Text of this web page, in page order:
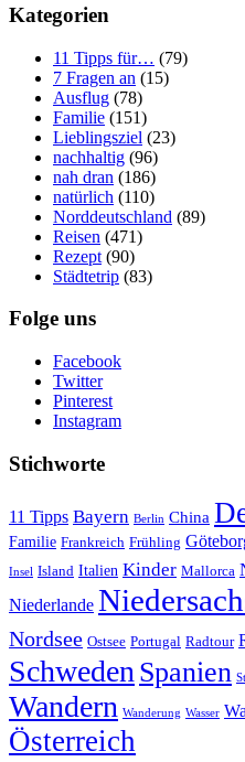
Kategorien
11 Tipps für… (79)
7 Fragen an (15)
Ausflug (78)
Familie (151)
Lieblingsziel (23)
nachhaltig (96)
nah dran (186)
natürlich (110)
Norddeutschland (89)
Reisen (471)
Rezept (90)
Städtetrip (83)
Folge uns
Facebook
Twitter
Pinterest
Instagram
Stichworte
11 Tipps Bayern Berlin China
Familie Frankreich Frühling
Insel Island Italien Kinder Mallorca
Niederlande
Nordsee Ostsee Portugal Radtour
SchwedenSpanien
Wandern Wanderung Wasser
Österreich